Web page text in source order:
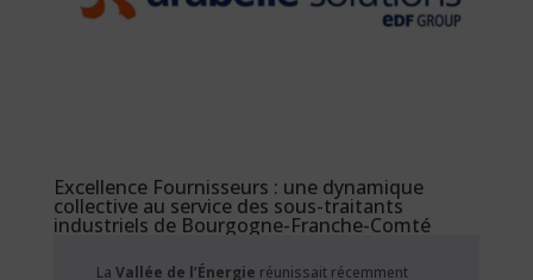
Excellence Fournisseurs : une dynamique
collective au service des sous-traitants
industriels de Bourgogne-Franche-Comté
La Vallée de l’Énergie réunissait récemment